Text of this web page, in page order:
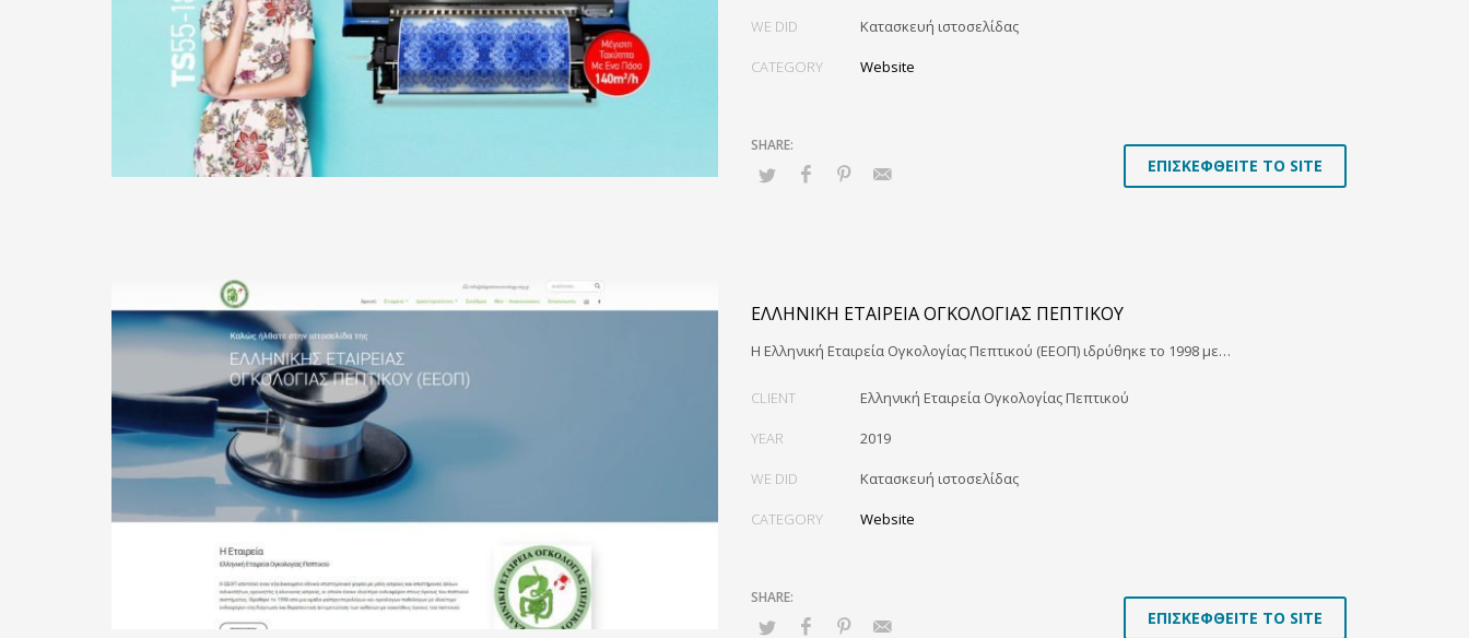
WE DID Κατασκευή ιστοσελίδας
CATEGORY Website
ΕΠΙΣΚΕΦΘΕΙΤΕ ΤΟ SITE
ΕΛΛΗΝΙΚΉ ΕΤΑΙΡΕΊΑ ΟΓΚΟΛΟΓΊΑΣ ΠΕΠΤΙΚΟΎ
Η Ελληνική Εταιρεία Ογκολογίας Πεπτικού (ΕΕΟΠ) ιδρύθηκε το 1998 με…
CLIENT Ελληνική Εταιρεία Ογκολογίας Πεπτικού
YEAR 2019
WE DID Κατασκευή ιστοσελίδας
CATEGORY Website
ΕΠΙΣΚΕΦΘΕΙΤΕ ΤΟ SITE